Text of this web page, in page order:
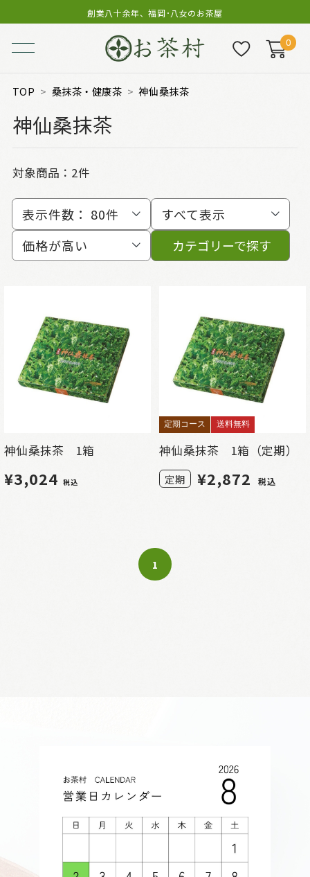
創業八十余年、福岡･八女のお茶屋
0
TOP 桑抹茶・健康茶 神仙桑抹茶
神仙桑抹茶
対象商品： 2件
表示件数： 80件
すべて表示
価格が高い
カテゴリーで探す
神仙桑抹茶 1箱
¥3,024 税込
定期コース 送料無料
神仙桑抹茶 1箱（定期）
定期 ¥2,872 税込
1